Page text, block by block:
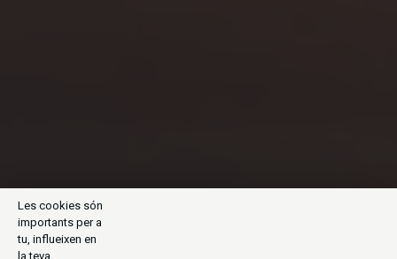
Les cookies són
importants per a
tu, influeixen en
la teva